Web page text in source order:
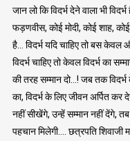
जान लो कि विदर्भ देने वाला भी
फड़णवीस, कोई मोदी, कोई शाह,
है… विदर्भ यदि चाहिए तो बस केवल
विदर्भ चाहिए तो केवल विदर्भ का
की तरह सम्मान दो…! जब तक विदर्भ
का, विदर्भ के लिए जीवन अर्पित कर
नहीं सीखेंगे, उन्हें सम्मान नहीं देंगे,
पहचान मिलेगी…. छत्रपति